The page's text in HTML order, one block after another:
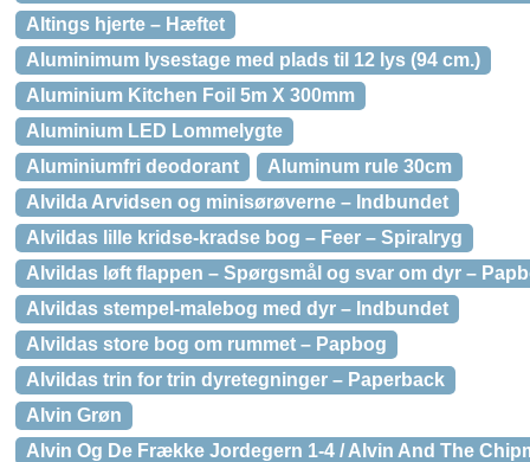
Altings hjerte – Hæftet
Aluminimum lysestage med plads til 12 lys (94 cm.)
Aluminium Kitchen Foil 5m X 300mm
Aluminium LED Lommelygte
Aluminiumfri deodorant
Aluminum rule 30cm
Alvilda Arvidsen og minisørøverne – Indbundet
Alvildas lille kridse-kradse bog – Feer – Spiralryg
Alvildas løft flappen – Spørgsmål og svar om dyr –
Alvildas stempel-malebog med dyr – Indbundet
Alvildas store bog om rummet – Papbog
Alvildas trin for trin dyretegninger – Paperback
Alvin Grøn
Alvin Og De Frække Jordegern 1-4 / Alvin And The